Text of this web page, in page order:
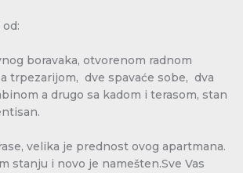
boravaka, otvorenom radnom
trpezarijom, dve spavaće sobe, dva
a drugo sa kadom i terasom, stan
velika je prednost ovog apartmana.
stanju i novo je namešten.Sve Vas